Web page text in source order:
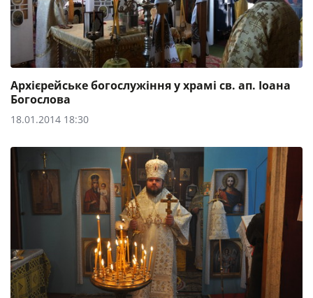
Архієрейське богослужіння у храмі св. ап. Іоана
Богослова
18.01.2014 18:30